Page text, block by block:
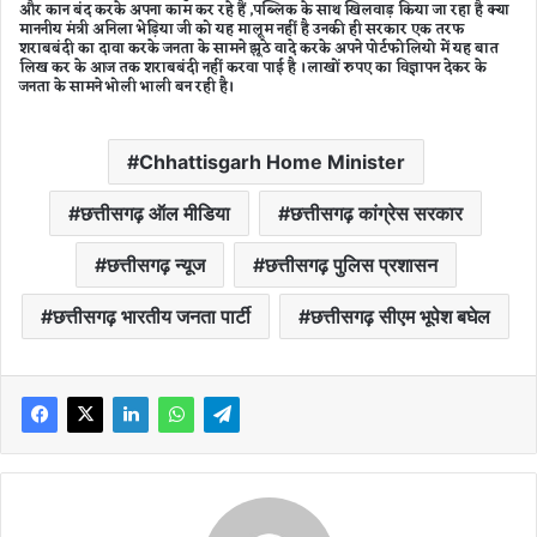
और कान बंद करके अपना काम कर रहे हैं ,पब्लिक के साथ खिलवाड़ किया जा रहा है क्या
माननीय मंत्री अनिला भेड़िया जी को यह मालूम नहीं है उनकी ही सरकार एक तरफ
शराबबंदी का दावा करके जनता के सामने झूठे वादे करके अपने पोर्टफोलियो में यह बात
लिख कर के आज तक शराबबंदी नहीं करवा पाई है ।लाखों रुपए का विज्ञापन देकर के
जनता के सामने भोली भाली बन रही है।
Chhattisgarh Home Minister
छत्तीसगढ़ ऑल मीडिया छत्तीसगढ़ कांग्रेस सरकार
छत्तीसगढ़ न्यूज छत्तीसगढ़ पुलिस प्रशासन
छत्तीसगढ़ भारतीय जनता पार्टी छत्तीसगढ़ सीएम भूपेश बघेल